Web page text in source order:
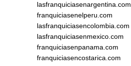
lasfranquiciasenargentina.com
franquiciasenelperu.com
lasfranquiciasencolombia.com
lasfranquiciasenmexico.com
franquiciasenpanama.com
franquiciasencostarica.com